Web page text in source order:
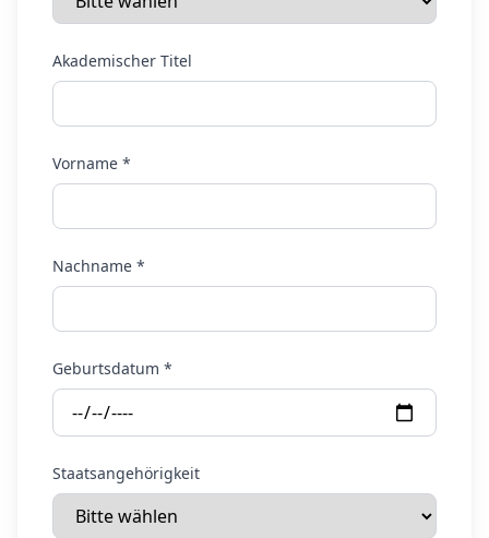
Akademischer Titel
Vorname *
Nachname *
Geburtsdatum *
Staatsangehörigkeit